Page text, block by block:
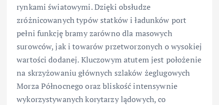
rynkami światowymi. Dzięki obsłudze
zróżnicowanych typów statków i ładunków port
pełni funkcję bramy zarówno dla masowych
surowców, jak i towarów przetworzonych o wysokiej
wartości dodanej. Kluczowym atutem jest położenie
na skrzyżowaniu głównych szlaków żeglugowych
Morza Północnego oraz bliskość intensywnie
wykorzystywanych korytarzy lądowych, co